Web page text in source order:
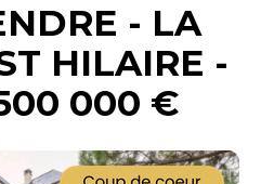
- LA
HILAIRE -
000 €